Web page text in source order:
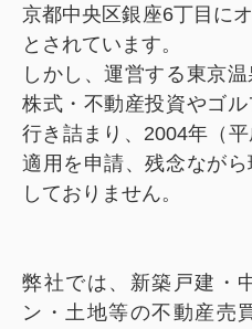
京都中央区銀座6丁目に
とされています。
しかし、運営する東京
株式・不動産投資やゴ
行き詰まり、2004年（
適用を申請、残念なが
しておりません。
弊社では、新築戸建・
ン・土地等の不動産売